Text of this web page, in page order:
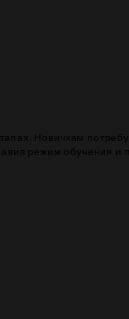
Новичкам
режим обучения и